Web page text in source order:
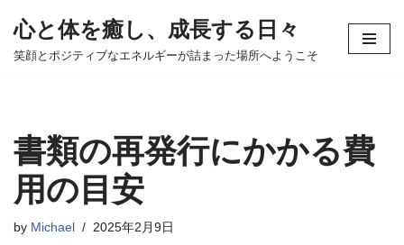
コ
ツ
へ
ス
キ
ッ
心と体を癒し、成長する日々
笑顔とポジティブなエネルギーが詰まった場所へようこそ
書類の再発行にかかる費
用の目安
by Michael 2025年2月9日